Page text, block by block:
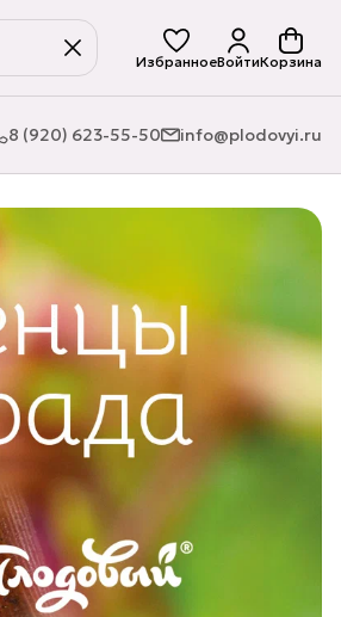
ИзбранноеВойтиКорзина
8 (920) 623-55-50 info@plodovyi.ru